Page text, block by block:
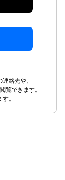
絡先や、
覧できます。
。